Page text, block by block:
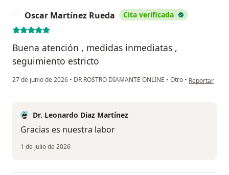
Oscar Martínez Rueda Cita verificada
Buena atención , medidas inmediatas ,
seguimiento estricto
27 de junio de 2026 • DR ROSTRO DIAMANTE ONLINE • Otro • en opinión
Reportar
Dr. Leonardo Diaz Martínez
Gracias es nuestra labor
1 de julio de 2026